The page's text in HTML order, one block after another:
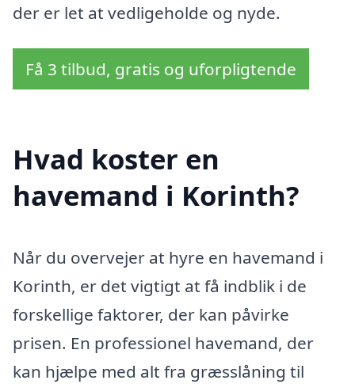
der er let at vedligeholde og nyde.
Få 3 tilbud, gratis og uforpligtende
Hvad koster en
havemand i Korinth?
Når du overvejer at hyre en havemand i
Korinth, er det vigtigt at få indblik i de
forskellige faktorer, der kan påvirke
prisen. En professionel havemand, der
kan hjælpe med alt fra græsslåning til